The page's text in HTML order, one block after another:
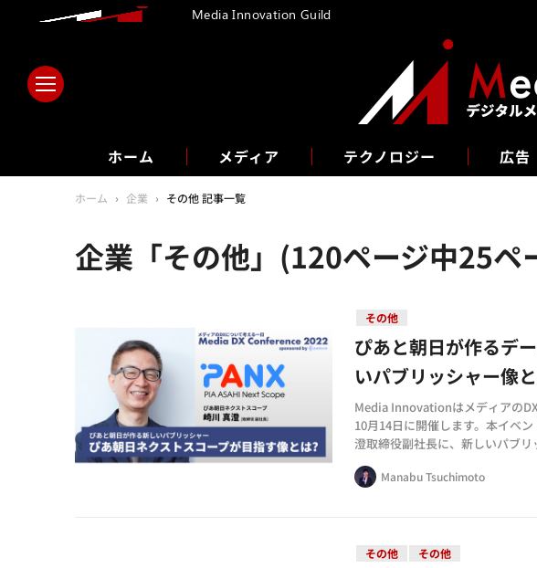
ホーム メディア テクノロジー 広告
ホーム › 企業 › その他 記事一覧
企業「その他」(120ページ中25ペ
その他
ぴあと朝日が作るデ
いパブリッシャー像
Media Innovationはメディアの
10月14日に開催します。本イベ
澄取締役副社長に、新しいパブ
で経験してきたDXについて…
Manabu Tsuchimoto
その他 その他
Media Innovation Guild